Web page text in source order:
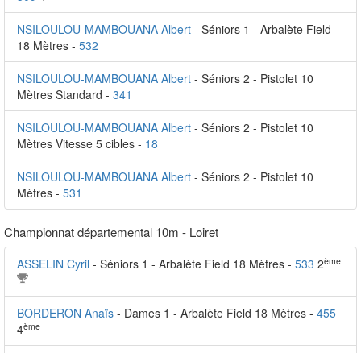
NSILOULOU-MAMBOUANA Albert - Séniors 1 - Arbalète Field
18 Mètres - 532
NSILOULOU-MAMBOUANA Albert - Séniors 2 - Pistolet 10
Mètres Standard - 341
NSILOULOU-MAMBOUANA Albert - Séniors 2 - Pistolet 10
Mètres Vitesse 5 cibles - 18
NSILOULOU-MAMBOUANA Albert - Séniors 2 - Pistolet 10
Mètres - 531
Championnat départemental 10m - Loiret
ASSELIN Cyril - Séniors 1 - Arbalète Field 18 Mètres - 533 2ème
BORDERON Anaïs - Dames 1 - Arbalète Field 18 Mètres - 455
4ème